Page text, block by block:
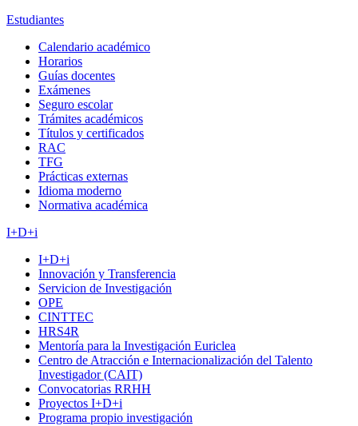
Estudiantes
Calendario académico
Horarios
Guías docentes
Exámenes
Seguro escolar
Trámites académicos
Títulos y certificados
RAC
TFG
Prácticas externas
Idioma moderno
Normativa académica
I+D+i
I+D+i
Innovación y Transferencia
Servicion de Investigación
OPE
CINTTEC
HRS4R
Mentoría para la Investigación Euriclea
Centro de Atracción e Internacionalización del Talento
Investigador (CAIT)
Convocatorias RRHH
Proyectos I+D+i
Programa propio investigación